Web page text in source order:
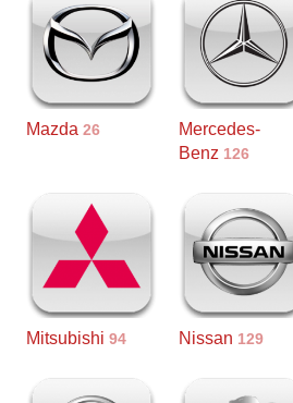
Mazda 26
Mercedes-
Benz 126
Mitsubishi 94 Nissan 129